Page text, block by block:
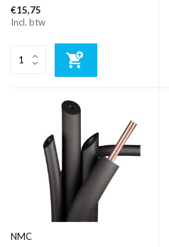
€15,75
Incl. btw
NMC